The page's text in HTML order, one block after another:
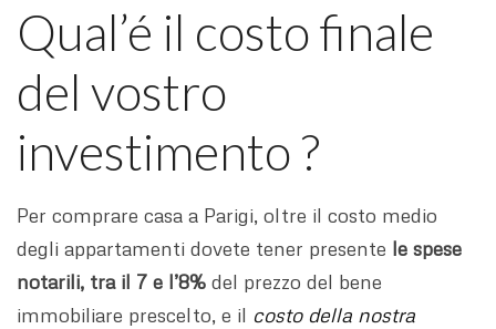
Qual’é il costo finale
del vostro
investimento ?
Per comprare casa a Parigi, oltre il costo medio
degli appartamenti dovete tener presente le spese
notarili, tra il 7 e l’8% del prezzo del bene
immobiliare prescelto, e il costo della nostra